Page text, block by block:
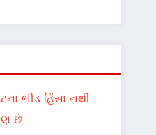
ભીડ હિંસા નથી
છે